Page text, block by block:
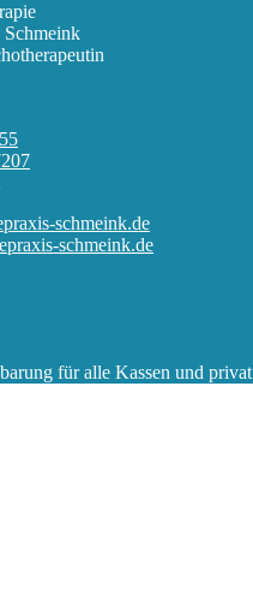
schmeink.de
schmeink.de
für alle Kassen und privat